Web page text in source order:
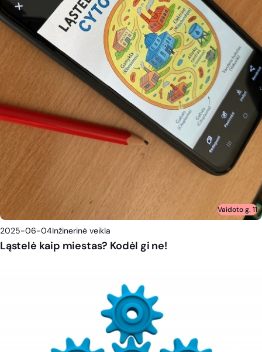
Vaidoto g. 11
2025-06-04Inžinerinė veikla
Ląstelė kaip miestas? Kodėl gi ne!